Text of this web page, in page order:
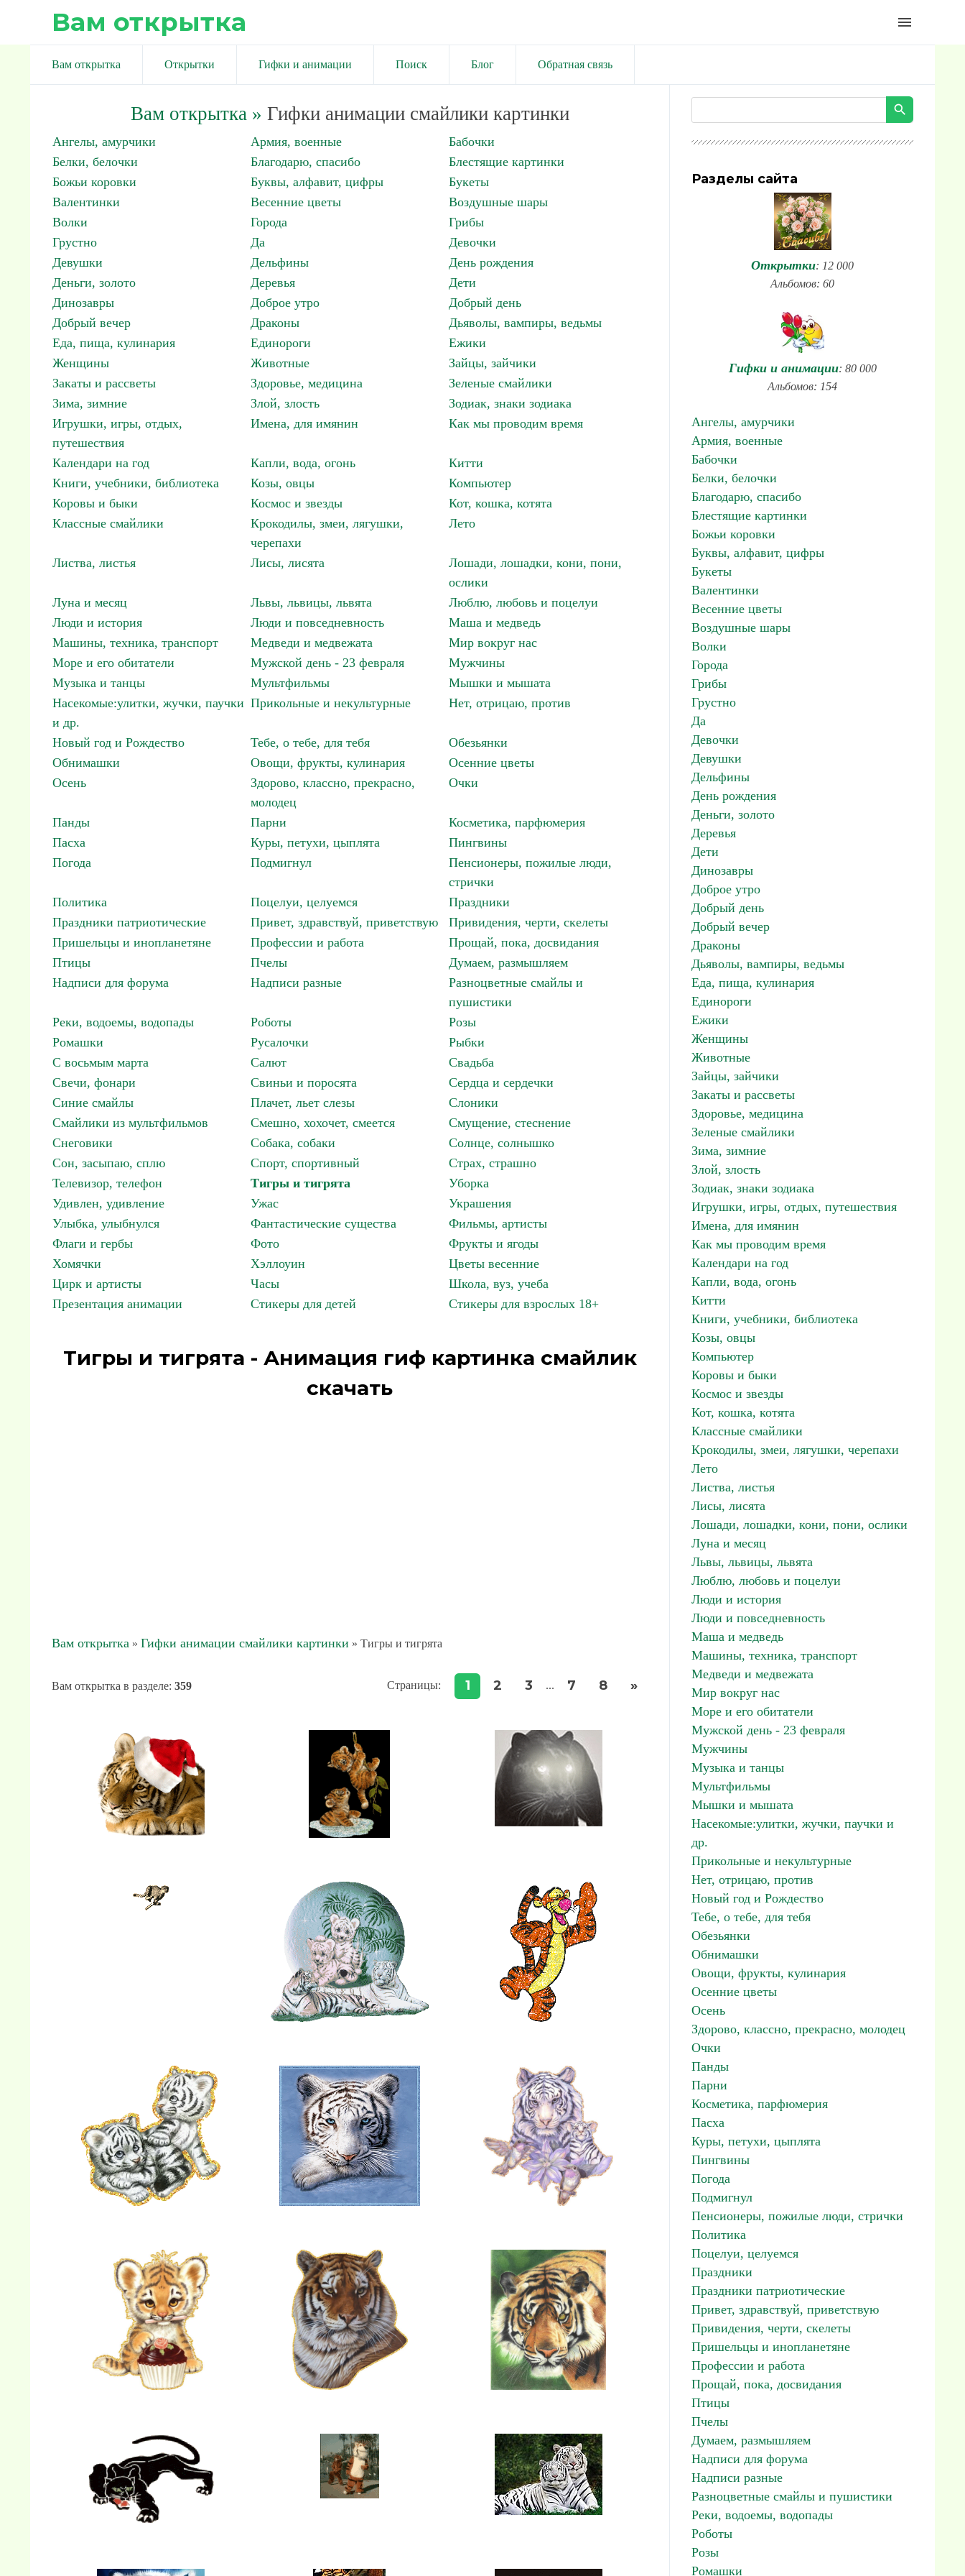
Вам открытка menu
Вам открытка Открытки Гифки и анимации Поиск Блог Обратная связь
Вам открытка» Гифки анимации смайлики картинки
Ангелы, амурчики Армия, военные
Бабочки
Белки, белочки
Благодарю, спасибо
Блестящие картинки
Божьи коровки
Буквы, алфавит, цифры
Букеты
Валентинки
Весенние цветы
Воздушные шары
Волки
Города
Грибы
Грустно
Да
Девочки
Девушки
Дельфины
День рождения
Деньги, золото
Деревья
Дети
Динозавры
Доброе утро
Добрый день
Добрый вечер
Драконы
Дьяволы, вампиры, ведьмы
Еда, пища, кулинария
Единороги
Ежики
Женщины
Животные
Зайцы, зайчики
Закаты и рассветы
Здоровье, медицина
Зеленые смайлики
Зима, зимние
Злой, злость
Зодиак, знаки зодиака
Игрушки, игры, отдых,
путешествия
Имена, для имянин Как мы проводим время
Календари на год Капли, вода, огонь
Китти
Книги, учебники, библиотека
Козы, овцы
Компьютер
Коровы и быки
Космос и звезды
Кот, кошка, котята
Классные смайлики
Крокодилы, змеи, лягушки,
черепахи
Лето
Листва, листья Лисы, лисята
Лошади, лошадки, кони, пони,
ослики
Луна и месяц
Львы, львицы, львята
Люблю, любовь и поцелуи
Люди и история
Люди и повседневность
Маша и медведь
Машины, техника, транспорт
Медведи и медвежата
Мир вокруг нас
Море и его обитатели
Мужской день - 23 февраля
Мужчины
Музыка и танцы
Мультфильмы
Мышки и мышата
Насекомые:улитки, жучки, паучки
и др.
Прикольные и некультурные Нет, отрицаю, против
Новый год и Рождество Тебе, о тебе, для тебя
Обезьянки
Обнимашки
Овощи, фрукты, кулинария
Осенние цветы
Осень
Здорово, классно, прекрасно,
молодец
Очки
Панды Парни
Косметика, парфюмерия
Пасха
Куры, петухи, цыплята
Пингвины
Погода
Подмигнул
Пенсионеры, пожилые люди,
стрички
Политика
Поцелуи, целуемся
Праздники
Праздники патриотические
Привет, здравствуй, приветствую
Привидения, черти, скелеты
Пришельцы и инопланетяне
Профессии и работа
Прощай, пока, досвидания
Птицы
Пчелы
Думаем, размышляем
Надписи для форума
Надписи разные
Разноцветные смайлы и
пушистики
Реки, водоемы, водопады
Роботы
Розы
Ромашки
Русалочки
Рыбки
С восьмым марта
Салют
Свадьба
Свечи, фонари
Свиньи и поросята
Сердца и сердечки
Синие смайлы
Плачет, льет слезы
Слоники
Смайлики из мультфильмов
Смешно, хохочет, смеется
Смущение, стеснение
Снеговики
Собака, собаки
Солнце, солнышко
Сон, засыпаю, сплю
Спорт, спортивный
Страх, страшно
Телевизор, телефон
Тигры и тигрята
Уборка
Удивлен, удивление
Ужас
Украшения
Улыбка, улыбнулся
Фантастические существа
Фильмы, артисты
Флаги и гербы
Фото
Фрукты и ягоды
Хомячки
Хэллоуин
Цветы весенние
Цирк и артисты
Часы
Школа, вуз, учеба
Презентация анимации
Стикеры для детей Стикеры для взрослых 18+
Тигры и тигрята - Анимация гиф картинка смайлик
скачать
Вам открытка » Гифки анимации смайлики картинки » Тигры и тигрята
Вам открытка в разделе: 359 Страницы: 1 2 3 ... 7 8 »
Разделы сайта
Открытки: 12 000
Альбомов: 60
Гифки и анимации: 80 000
Альбомов: 154
Ангелы, амурчики
Армия, военные
Бабочки
Белки, белочки
Благодарю, спасибо
Блестящие картинки
Божьи коровки
Буквы, алфавит, цифры
Букеты
Валентинки
Весенние цветы
Воздушные шары
Волки
Города
Грибы
Грустно
Да
Девочки
Девушки
Дельфины
День рождения
Деньги, золото
Деревья
Дети
Динозавры
Доброе утро
Добрый день
Добрый вечер
Драконы
Дьяволы, вампиры, ведьмы
Еда, пища, кулинария
Единороги
Ежики
Женщины
Животные
Зайцы, зайчики
Закаты и рассветы
Здоровье, медицина
Зеленые смайлики
Зима, зимние
Злой, злость
Зодиак, знаки зодиака
Игрушки, игры, отдых, путешествия
Имена, для имянин
Как мы проводим время
Календари на год
Капли, вода, огонь
Китти
Книги, учебники, библиотека
Козы, овцы
Компьютер
Коровы и быки
Космос и звезды
Кот, кошка, котята
Классные смайлики
Крокодилы, змеи, лягушки, черепахи
Лето
Листва, листья
Лисы, лисята
Лошади, лошадки, кони, пони, ослики
Луна и месяц
Львы, львицы, львята
Люблю, любовь и поцелуи
Люди и история
Люди и повседневность
Маша и медведь
Машины, техника, транспорт
Медведи и медвежата
Мир вокруг нас
Море и его обитатели
Мужской день - 23 февраля
Мужчины
Музыка и танцы
Мультфильмы
Мышки и мышата
Насекомые:улитки, жучки, паучки и
др.
Прикольные и некультурные
Нет, отрицаю, против
Новый год и Рождество
Тебе, о тебе, для тебя
Обезьянки
Обнимашки
Овощи, фрукты, кулинария
Осенние цветы
Осень
Здорово, классно, прекрасно, молодец
Очки
Панды
Парни
Косметика, парфюмерия
Пасха
Куры, петухи, цыплята
Пингвины
Погода
Подмигнул
Пенсионеры, пожилые люди, стрички
Политика
Поцелуи, целуемся
Праздники
Праздники патриотические
Привет, здравствуй, приветствую
Привидения, черти, скелеты
Пришельцы и инопланетяне
Профессии и работа
Прощай, пока, досвидания
Птицы
Пчелы
Думаем, размышляем
Надписи для форума
Надписи разные
Разноцветные смайлы и пушистики
Реки, водоемы, водопады
Роботы
Розы
Ромашки